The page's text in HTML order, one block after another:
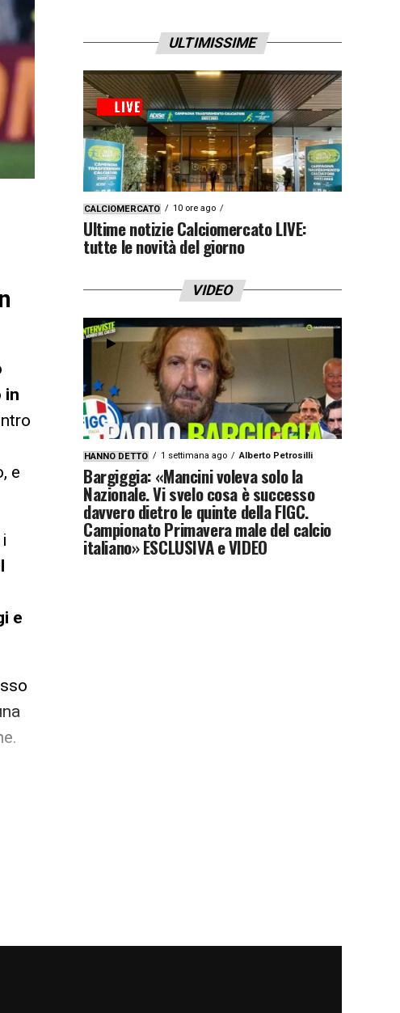
in
e
e
ULTIMISSIME
CALCIOMERCATO 10 ore ago
Ultime notizie Calciomercato LIVE:
tutte le novità del giorno
VIDEO
HANNO DETTO 1 settimana ago Alberto Petrosilli
Bargiggia: «Mancini voleva solo la
Nazionale. Vi svelo cosa è successo
davvero dietro le quinte della FIGC.
Campionato Primavera male del calcio
italiano» ESCLUSIVA e VIDEO